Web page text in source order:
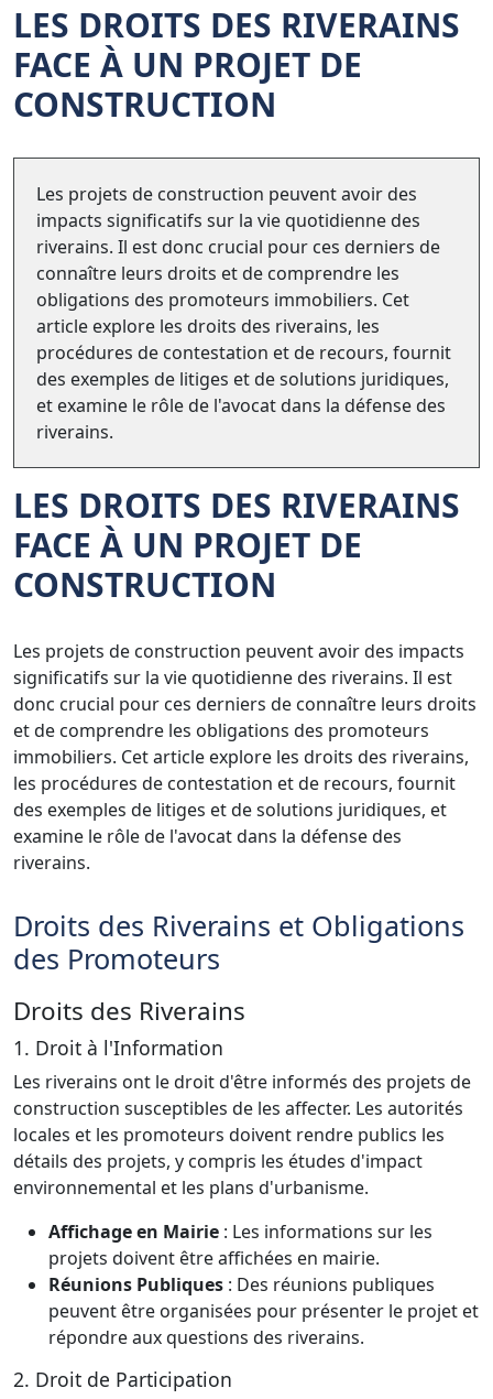
LES DROITS DES RIVERAINS
FACE À UN PROJET DE
CONSTRUCTION
Les projets de construction peuvent avoir des
impacts significatifs sur la vie quotidienne des
riverains. Il est donc crucial pour ces derniers de
connaître leurs droits et de comprendre les
obligations des promoteurs immobiliers. Cet
article explore les droits des riverains, les
procédures de contestation et de recours, fournit
des exemples de litiges et de solutions juridiques,
et examine le rôle de l'avocat dans la défense des
riverains.
LES DROITS DES RIVERAINS
FACE À UN PROJET DE
CONSTRUCTION
Les projets de construction peuvent avoir des impacts
significatifs sur la vie quotidienne des riverains. Il est
donc crucial pour ces derniers de connaître leurs droits
et de comprendre les obligations des promoteurs
immobiliers. Cet article explore les droits des riverains,
les procédures de contestation et de recours, fournit
des exemples de litiges et de solutions juridiques, et
examine le rôle de l'avocat dans la défense des
riverains.
Droits des Riverains et Obligations
des Promoteurs
Droits des Riverains
1. Droit à l'Information
Les riverains ont le droit d'être informés des projets de
construction susceptibles de les affecter. Les autorités
locales et les promoteurs doivent rendre publics les
détails des projets, y compris les études d'impact
environnemental et les plans d'urbanisme.
Affichage en Mairie : Les informations sur les
projets doivent être affichées en mairie.
Réunions Publiques : Des réunions publiques
peuvent être organisées pour présenter le projet et
répondre aux questions des riverains.
2. Droit de Participation